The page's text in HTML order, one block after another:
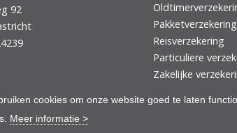
cookies om onze website goed te laten
Meer informatie >
92
Reisverzekering
Particuliere
Zakelijke